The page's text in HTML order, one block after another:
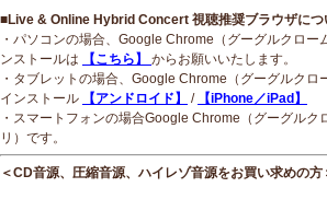
■Live & Online Hybrid Concert 視聴推奨ブラウザにつ
・パソコンの場合、Google Chrome（グーグルクロー
ンストールは
【こちら】
からお願いいたします。
・タブレットの場合、Google Chrome（グーグルクロ
インストール
【アンドロイド】 /
【iPhone／iPad】
・スマートフォンの場合Google Chrome（グーグルク
リ）です。
＜CD音源、圧縮音源、ハイレゾ音源をお買い求めの方